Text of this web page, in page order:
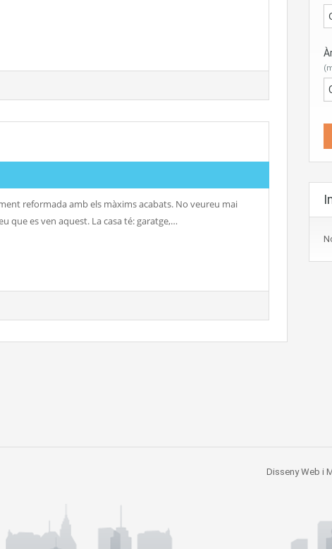
reformada amb els màxims acabats. No veureu mai
que es ven aquest. La casa té: garatge,…
Disseny Web i